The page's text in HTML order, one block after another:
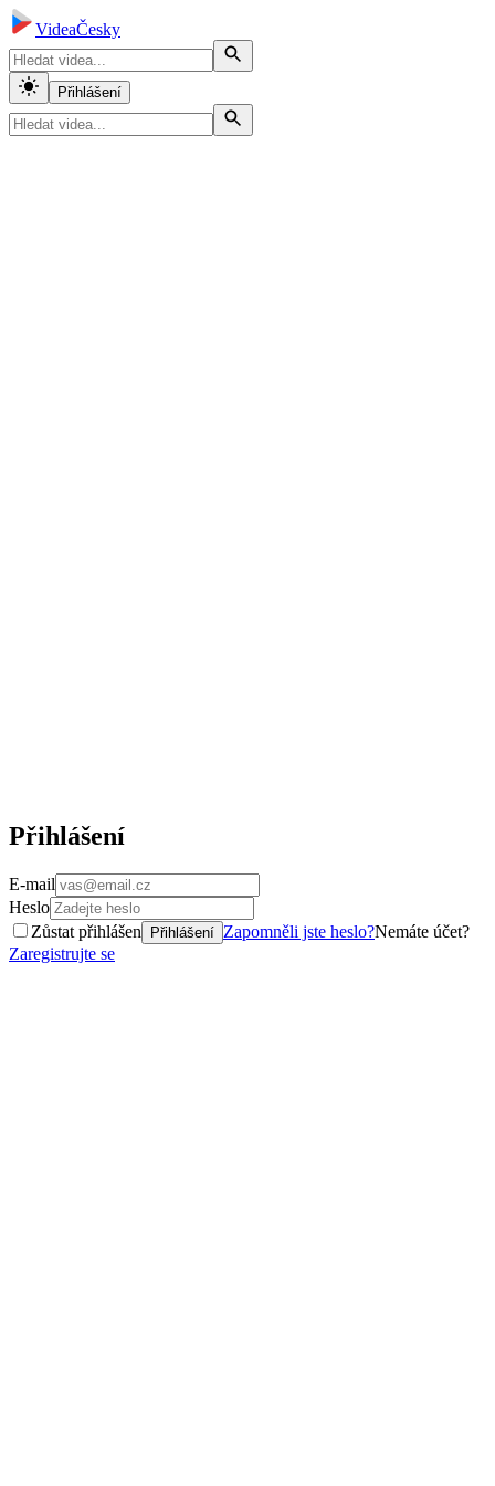
VideaČesky
Přihlášení
Přihlášení
E-mail
Heslo
Zůstat přihlášen
Přihlášení Zapomněli jste heslo?Nemáte účet?
Zaregistrujte se